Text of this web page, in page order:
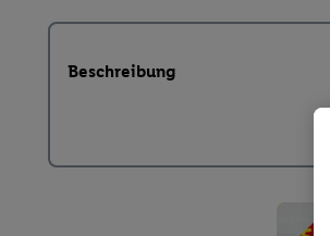
Beschreibung